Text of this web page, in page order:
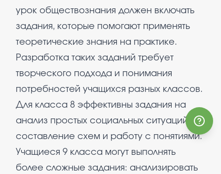
урок обществознания должен включать
задания, которые помогают применять
теоретические знания на практике.
Разработка таких заданий требует
творческого подхода и понимания
потребностей учащихся разных классов.
Для класса 8 эффективны задания на
анализ простых социальных ситуаций,
составление схем и работу с понятиями.
Учащиеся 9 класса могут выполнять
более сложные задания: анализировать